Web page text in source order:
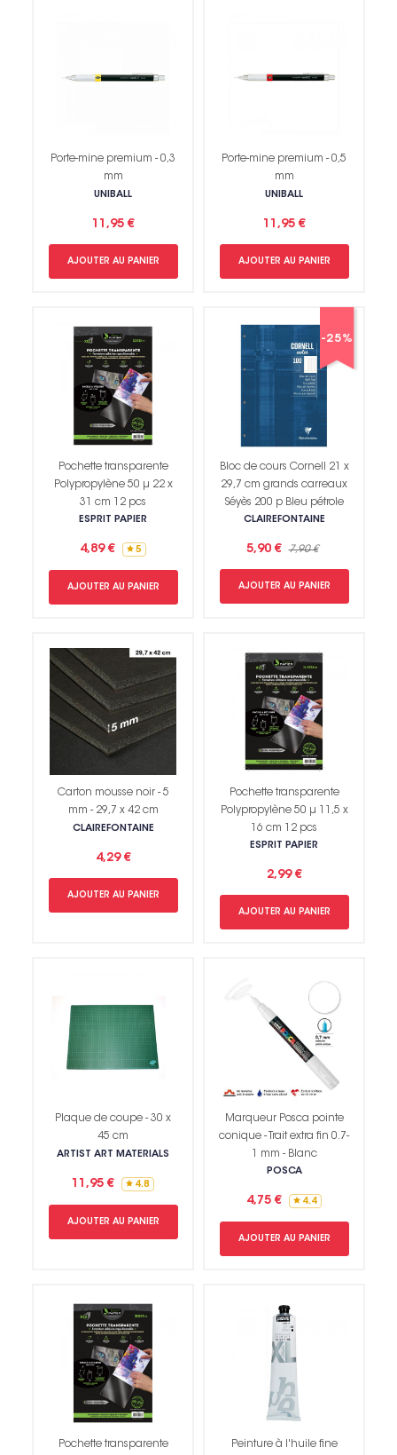
Porte-mine premium - 0,3
mm
UNIBALL
11,95 €
AJOUTER AU PANIER
Porte-mine premium - 0,5
mm
UNIBALL
11,95 €
AJOUTER AU PANIER
Pochette transparente
Polypropylène 50 µ 22 x
31 cm 12 pcs
ESPRIT PAPIER
4,89 € 5
AJOUTER AU PANIER
-25%
Bloc de cours Cornell 21 x
29,7 cm grands carreaux
Séyès 200 p Bleu pétrole
CLAIREFONTAINE
5,90 € 7,90 €
AJOUTER AU PANIER
Carton mousse noir - 5
mm - 29,7 x 42 cm
CLAIREFONTAINE
4,29 €
AJOUTER AU PANIER
Pochette transparente
Polypropylène 50 µ 11,5 x
16 cm 12 pcs
ESPRIT PAPIER
2,99 €
AJOUTER AU PANIER
Plaque de coupe - 30 x
45 cm
ARTIST ART MATERIALS
11,95 € 4.8
AJOUTER AU PANIER
Marqueur Posca pointe
conique - Trait extra fin 0.7-
1 mm - Blanc
POSCA
4,75 € 4.4
AJOUTER AU PANIER
Pochette transparente
Peinture à l'huile fine